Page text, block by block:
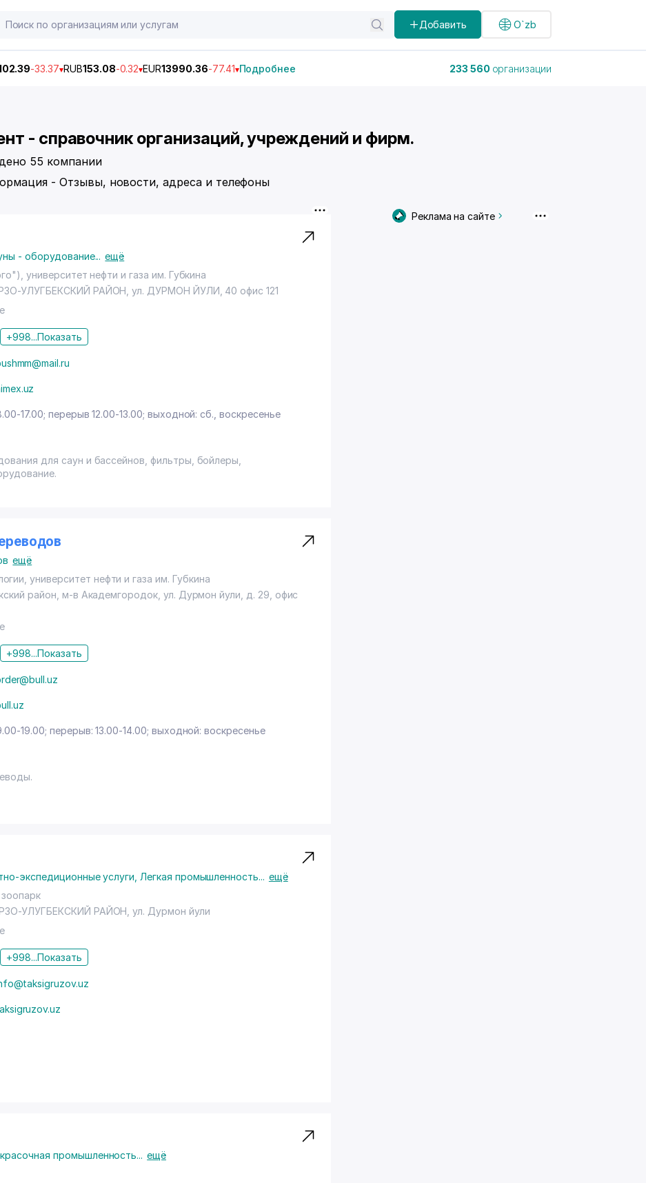
Добавить O`zb
-33.37 RUB153.08-0.32 EUR13990.36-77.41 Подробнее 233 560 организации
- справочник организаций, учреждений и фирм.
55 компании
- Отзывы, новости, адреса и телефоны
- оборудование... ещё
университет нефти и газа им. Губкина
УЛУГБЕКСКИЙ РАЙОН , ул. ДУРМОН ЙУЛИ, 40 офис 121
+998...Показать
17.00; перерыв 12.00-13.00; выходной: сб., воскресенье
для саун и бассейнов, фильтры, бойлеры,
ещё
университет нефти и газа им. Губкина
район , м-в Академгородок, ул. Дурмон йули , д. 29, офис
+998...Показать
19.00; перерыв: 13.00-14.00; выходной: воскресенье
знаний, уделяя особое внимание информационным
экспедиционные услуги Легкая промышленность... ещё
УЛУГБЕКСКИЙ РАЙОН ,ул. Дурмон йули
+998...Показать
промышленность... ещё
Реклама на сайте